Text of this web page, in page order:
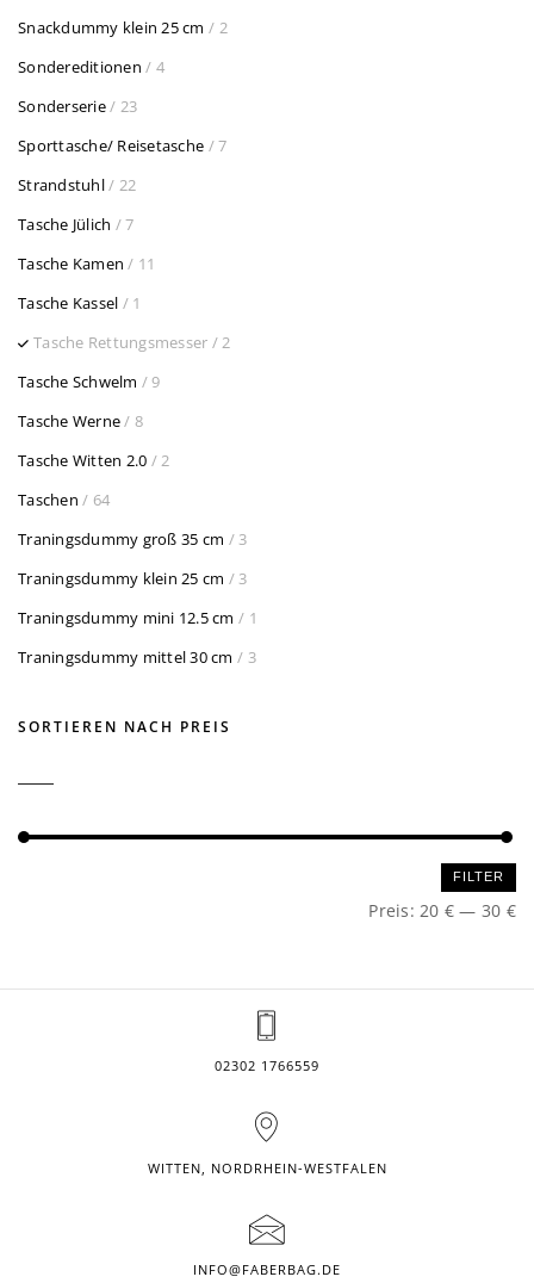
Snackdummy klein 25 cm / 2
Sondereditionen / 4
Sonderserie/ 23
Sporttasche/ Reisetasche / 7
Strandstuhl/ 22
Tasche Jülich / 7
Tasche Kamen / 11
Tasche Kassel / 1
Tasche Rettungsmesser / 2
Tasche Schwelm / 9
Tasche Werne/ 8
Tasche Witten 2.0 / 2
Taschen / 64
Traningsdummy groß 35 cm / 3
Traningsdummy klein 25 cm / 3
Traningsdummy mini 12.5 cm / 1
Traningsdummy mittel 30 cm / 3
SORTIEREN NACH PREIS
Min.
Preis
Max.
Preis
FILTER
Preis:20 € — 30 €
02302 1766559
WITTEN, NORDRHEIN-WESTFALEN
INFO@FABERBAG.DE